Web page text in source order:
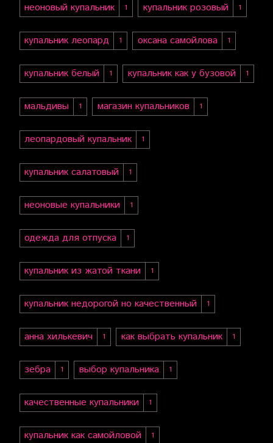
неоновый купальник 1 купальник розовый 1
купальник леопард 1 оксана самойлова 1
купальник белый 1 купальник как у бузовой 1
мальдивы 1 магазин купальников 1
леопардовый купальник 1
купальник салатовый 1
неоновые купальники 1
одежда для отпуска 1
купальник из жатой ткани 1
купальник недорогой но качественный 1
анна хилькевич 1 как выбрать купальник 1
зебра 1 выбор купальника 1
качественные купальники 1
купальник как самойловой 1